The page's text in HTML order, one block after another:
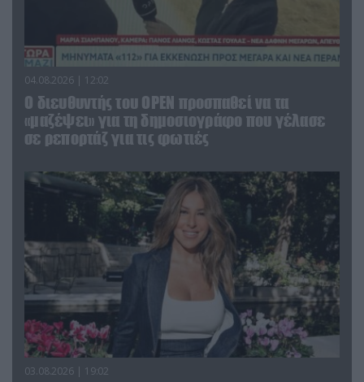
04.08.2026 | 12:02
O διευθυντής του OPEN προσπαθεί να τα
«μαζέψει» για τη δημοσιογράφο που γέλασε
σε ρεπορτάζ για τις φωτιές
03.08.2026 | 19:02